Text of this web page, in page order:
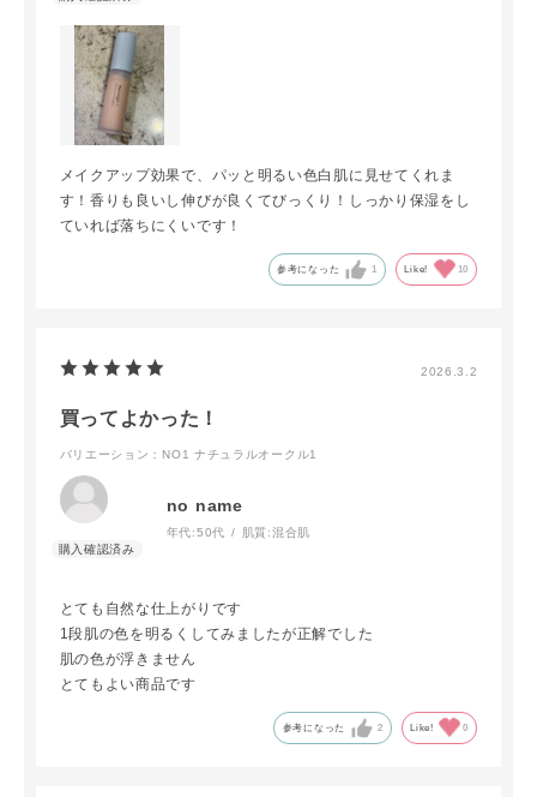
メイクアップ効果で、パッと明るい色白肌に見せてくれま
す！香りも良いし伸びが良くてびっくり！しっかり保湿をし
ていれば落ちにくいです！
参考になった 1 Like! 10
2026.3.2
買ってよかった！
バリエーション：NO1 ナチュラルオークル1
no name
年代:50代 肌質:混合肌
とても自然な仕上がりです
1段肌の色を明るくしてみましたが正解でした
肌の色が浮きません
とてもよい商品です
参考になった 2 Like! 0